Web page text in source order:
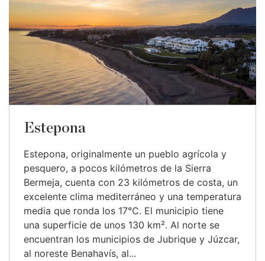
Estepona
Estepona, originalmente un pueblo agrícola y
pesquero, a pocos kilómetros de la Sierra
Bermeja, cuenta con 23 kilómetros de costa, un
excelente clima mediterráneo y una temperatura
media que ronda los 17°C. El municipio tiene
una superficie de unos 130 km². Al norte se
encuentran los municipios de Jubrique y Júzcar,
al noreste Benahavís, al...